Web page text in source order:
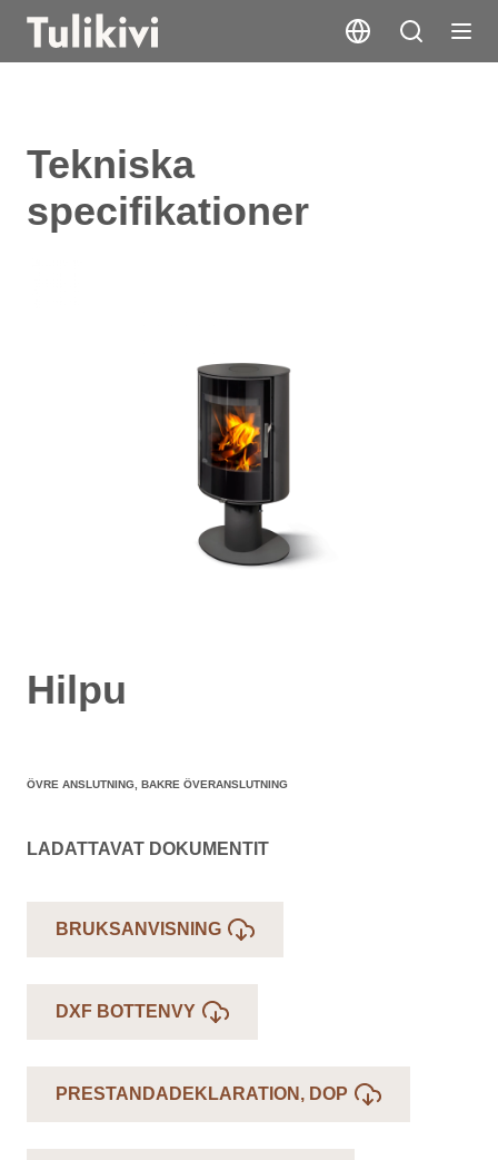
Tekniska
specifikationer
Hilpu
ÖVRE ANSLUTNING, BAKRE ÖVERANSLUTNING
LADATTAVAT DOKUMENTIT
BRUKSANVISNING
DXF BOTTENVY
PRESTANDADEKLARATION, DOP